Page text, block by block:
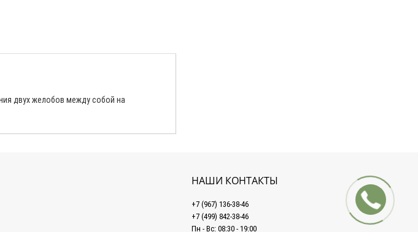
двух желобов между собой на
НАШИ КОНТАКТЫ
+7 (967) 136-38-46
+7 (499) 842-38-46
Пн - Вс: 08:30 - 19:00